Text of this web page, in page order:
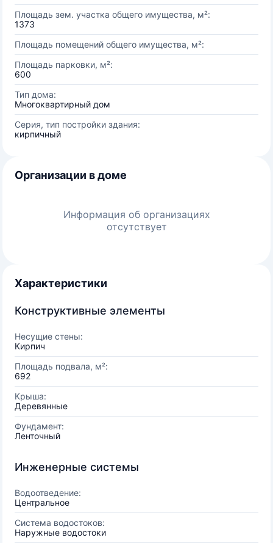
Площадь зем. участка общего имущества, м²:
1373
Площадь помещений общего имущества, м²:
Площадь парковки, м²:
600
Тип дома:
Многоквартирный дом
Серия, тип постройки здания:
кирпичный
Организации в доме
Информация об организациях
отсутствует
Характеристики
Конструктивные элементы
Несущие стены:
Кирпич
Площадь подвала, м²:
692
Крыша:
Деревянные
Фундамент:
Ленточный
Инженерные системы
Водоотведение:
Центральное
Система водостоков:
Наружные водостоки